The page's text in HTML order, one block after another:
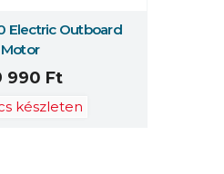
Electric Outboard
Motor
990 Ft
készleten